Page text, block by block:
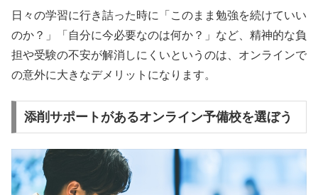
日々の学習に行き詰った時に「このまま勉強を続けていい
のか？」「自分に今必要なのは何か？」など、精神的な負
担や受験の不安が解消しにくいというのは、オンラインで
の意外に大きなデメリットになります。
添削サポートがあるオンライン予備校を選ぼう